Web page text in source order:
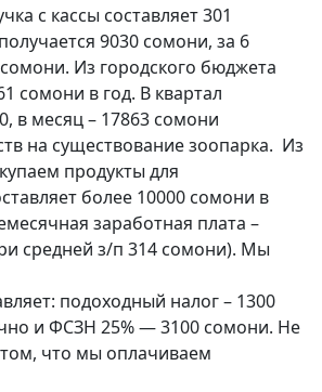
с кассы составляет 301
9030 сомони, за 6
Из городского бюджета
сомони в год. В квартал
в месяц – 17863 сомони
на существование зоопарка. Из
продукты для
более 10000 сомони в
заработная плата –
средней з/п 314 сомони). Мы
подоходный налог – 1300
и ФСЗН 25% — 3100 сомони. Не
что мы оплачиваем